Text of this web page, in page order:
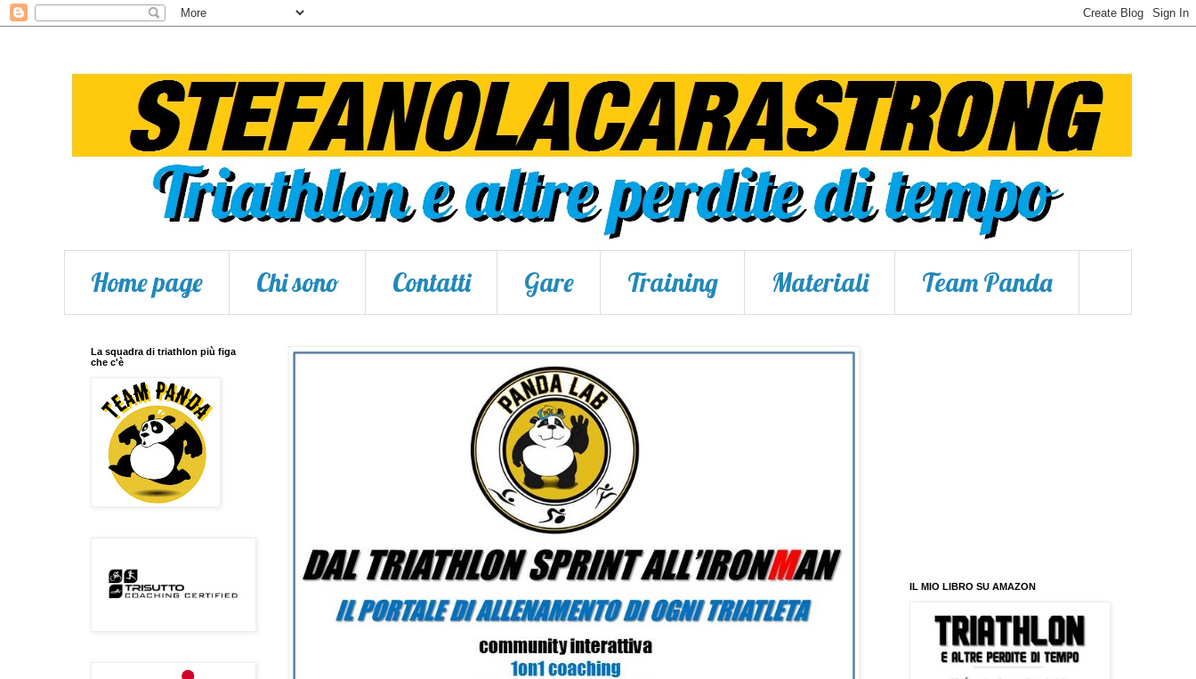
Home page Chi sono Contatti Gare Training Materiali Team Panda
La squadra di triathlon più figa
che c'è
IL MIO LIBRO SU AMAZON